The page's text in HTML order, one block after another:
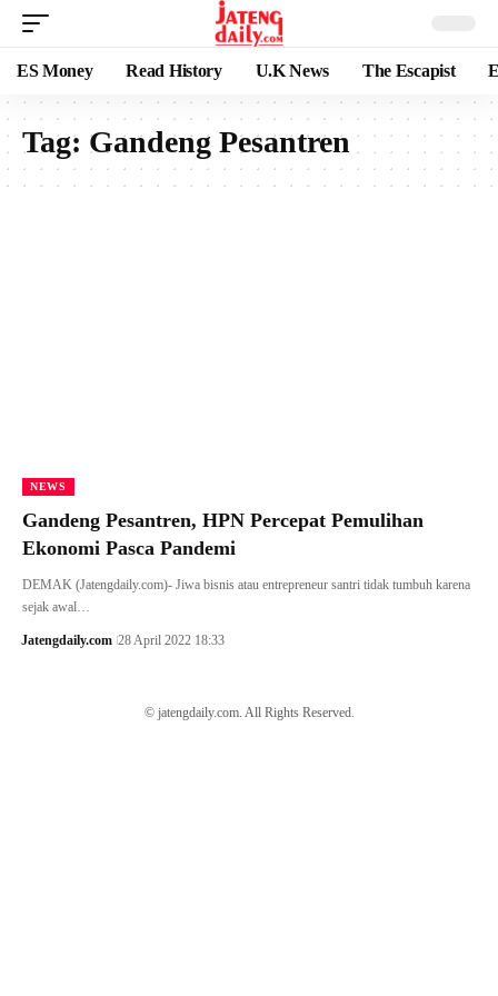
ES Money Read History U.K News The Escapist
Tag: Gandeng Pesantren
NEWS
Gandeng Pesantren, HPN Percepat Pemulihan
Ekonomi Pasca Pandemi
DEMAK (Jatengdaily.com)- Jiwa bisnis atau entrepreneur santri tidak tumbuh karena
sejak awal…
Jatengdaily.com 28 April 2022 18:33
© jatengdaily.com. All Rights Reserved.